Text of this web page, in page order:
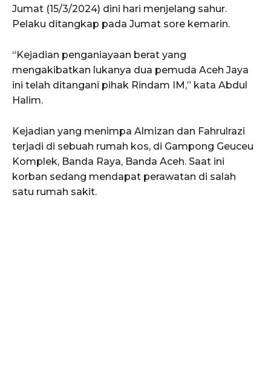
Jumat (15/3/2024) dini hari menjelang sahur.
Pelaku ditangkap pada Jumat sore kemarin.
“Kejadian penganiayaan berat yang
mengakibatkan lukanya dua pemuda Aceh Jaya
ini telah ditangani pihak Rindam IM,” kata Abdul
Halim.
Kejadian yang menimpa Almizan dan Fahrulrazi
terjadi di sebuah rumah kos, di Gampong Geuceu
Komplek, Banda Raya, Banda Aceh. Saat ini
korban sedang mendapat perawatan di salah
satu rumah sakit.